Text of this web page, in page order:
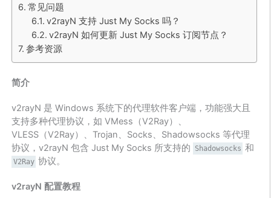
常见问题
v2rayN 支持 Just My Socks 吗？
v2rayN 如何更新 Just My Socks 订阅节点？
参考资源
简介
v2rayN 是 Windows 系统下的代理软件客户端，功能强大且
支持多种代理协议，如 VMess（V2Ray）、
VLESS（V2Ray）、Trojan、Socks、Shadowsocks 等代理
协议，v2rayN 包含 Just My Socks 所支持的 Shadowsocks 和
V2Ray 协议。
v2rayN 配置教程